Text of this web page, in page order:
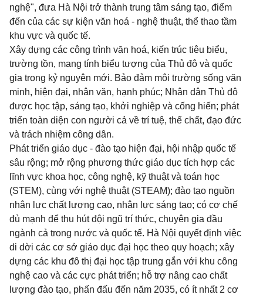
nghệ", đưa Hà Nội trở thành trung tâm sáng tạo, điểm
đến của các sự kiện văn hoá - nghệ thuật, thể thao tầm
khu vực và quốc tế.
Xây dựng các công trình văn hoá, kiến trúc tiêu biểu,
trường tồn, mang tính biểu tượng của Thủ đô và quốc
gia trong kỷ nguyên mới. Bảo đảm môi trường sống văn
minh, hiện đại, nhân văn, hạnh phúc; Nhân dân Thủ đô
được học tập, sáng tạo, khởi nghiệp và cống hiến; phát
triển toàn diện con người cả về trí tuệ, thể chất, đạo đức
và trách nhiệm công dân.
Phát triển giáo dục - đào tạo hiện đại, hội nhập quốc tế
sâu rộng; mở rộng phương thức giáo dục tích hợp các
lĩnh vực khoa học, công nghệ, kỹ thuật và toán học
(STEM), cùng với nghệ thuật (STEAM); đào tạo nguồn
nhân lực chất lượng cao, nhân lực sáng tạo; có cơ chế
đủ mạnh để thu hút đội ngũ trí thức, chuyên gia đầu
ngành cả trong nước và quốc tế. Hà Nội quyết định việc
di dời các cơ sở giáo dục đại học theo quy hoạch; xây
dựng các khu đô thị đại học tập trung gắn với khu công
nghệ cao và các cực phát triển; hỗ trợ nâng cao chất
lượng đào tạo, phấn đấu đến năm 2035, có ít nhất 2 cơ